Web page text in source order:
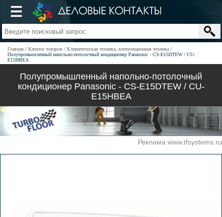
Главная Каталог товаров
Климатическая техника, вентиляционная техника
Полупромышленный напольно-потолочный кондиционер Panasonic - CS-E15DTEW / CU-
E15HBEA
Полупромышленный напольно-потолочный
кондиционер Panasonic - CS-E15DTEW / CU-
E15HBEA
Реклама www.tfsystems.ru